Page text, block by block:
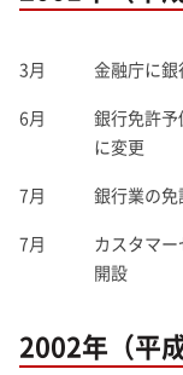
3月
金融庁に
6月
銀行免許
に変更
7月
銀行業の
7月
カスタマ
開設
2002年（平